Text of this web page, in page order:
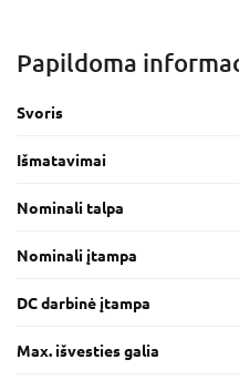
Papildoma
Svoris
Išmatavimai
Nominali talpa
Nominali įtampa
DC darbinė įtampa
Max. išvesties galia